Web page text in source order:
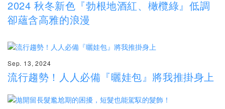
2024 秋冬新色『勃根地酒紅、橄欖綠』低調
卻蘊含高雅的浪漫
Sep. 13, 2024
流行趨勢！人人必備『曬娃包』將我推掛身上